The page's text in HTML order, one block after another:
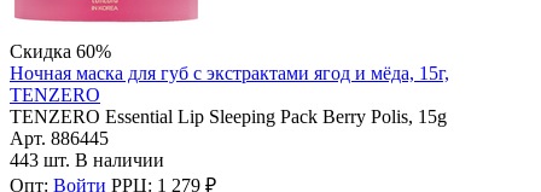
Скидка 60%
Ночная маска для губ с экстрактами ягод и мёда, 15г,
TENZERO
TENZERO Essential Lip Sleeping Pack Berry Polis, 15g
Арт. 886445
443 шт. В наличии
Опт: Войти РРЦ: 1 279 ₽